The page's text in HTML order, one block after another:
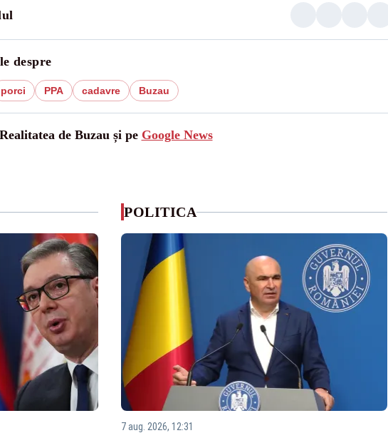
despre
porci PPA cadavre Buzau
de Buzau și pe Google News
POLITICA
7 aug. 2026, 12:31